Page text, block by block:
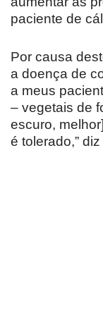
paciente de
Por causa
a doença de
a meus
– vegetais de
escuro,
é tolerado,”